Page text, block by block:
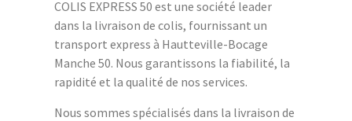
COLIS EXPRESS 50 est une société leader
dans la livraison de colis, fournissant un
transport express à Hautteville-Bocage
Manche 50. Nous garantissons la fiabilité, la
rapidité et la qualité de nos services.
Nous sommes spécialisés dans la livraison de